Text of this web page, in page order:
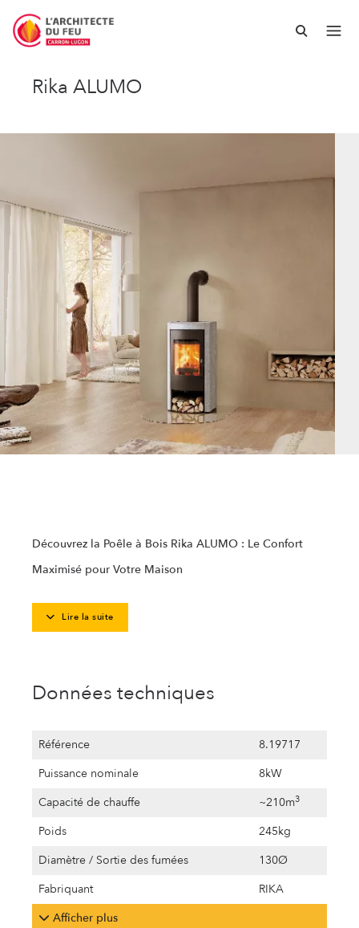
Rika ALUMO
Découvrez la Poêle à Bois Rika ALUMO : Le Confort
Maximisé pour Votre Maison
Lire la suite
Données techniques
Référence
8.19717
Puissance nominale
8kW
Capacité de chauffe
~210m3
Poids
245kg
Diamètre / Sortie des fumées
130Ø
Fabriquant
RIKA
Afficher plus